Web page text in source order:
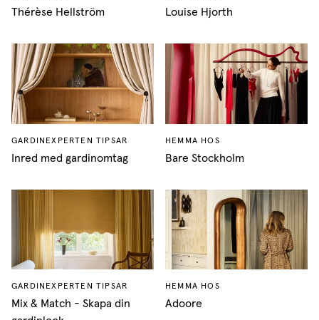
Thérèse Hellström Louise Hjorth
GARDINEXPERTEN TIPSAR
Inred med gardinomtag
HEMMA HOS
Bare Stockholm
GARDINEXPERTEN TIPSAR
Mix & Match - Skapa din
HEMMA HOS
Adoore